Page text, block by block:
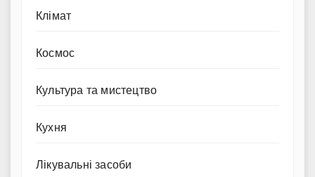
Клімат
Космос
Культура та мистецтво
Кухня
Лікувальні засоби